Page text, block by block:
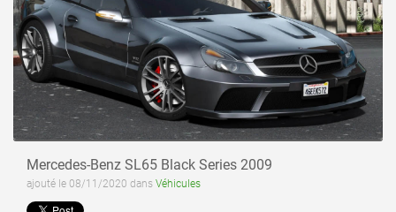
Mercedes-Benz SL65 Black Series 2009
ajouté le 08/11/2020 dans Véhicules